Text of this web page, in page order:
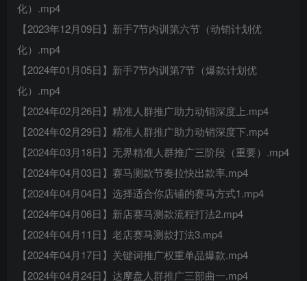
化）.mp4
【2023年12月09日】新手7节内训第六节（动销计划优
化）.mp4
【2024年01月05日】新手7节内训第7节（爆款计划优
化）.mp4
【2024年02月26日】精准人群推广助力动销深度上.mp4
【2024年02月29日】精准人群推广助力动销深度下.mp4
【2024年03月18日】无界精准人群推广三阶段（重要）.mp4
【2024年04月03日】赛马测款节奏拉快出款率.mp4
【2024年04月04日】选择适合你店铺的赛马方式1.mp4
【2024年04月06日】新店赛马测款流程打法2.mp4
【2024年04月11日】老店赛马测款打法3.mp4
【2024年04月17日】关键词推广权重单品爆款.mp4
【2024年04月24日】达摩盘人群推广三部曲一.mp4